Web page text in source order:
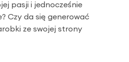
pasji i jednocześnie
Czy da się generować
ze swojej strony